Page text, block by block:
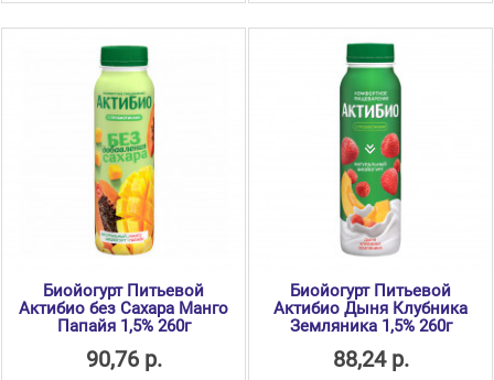
Биойогурт Питьевой
Актибио без Сахара Манго
Папайя 1,5% 260г
90,76 р.
Биойогурт Питьевой
Актибио Дыня Клубника
Земляника 1,5% 260г
88,24 р.